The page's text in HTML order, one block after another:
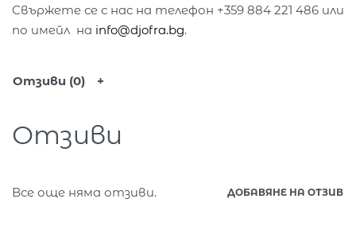
Свържете се с нас на телефон +359 884 221 486 или
по имейл на info@djofra.bg.
Отзиви (0)
Отзиви
Все още няма отзиви. ДОБАВЯНЕ НА ОТЗИВ